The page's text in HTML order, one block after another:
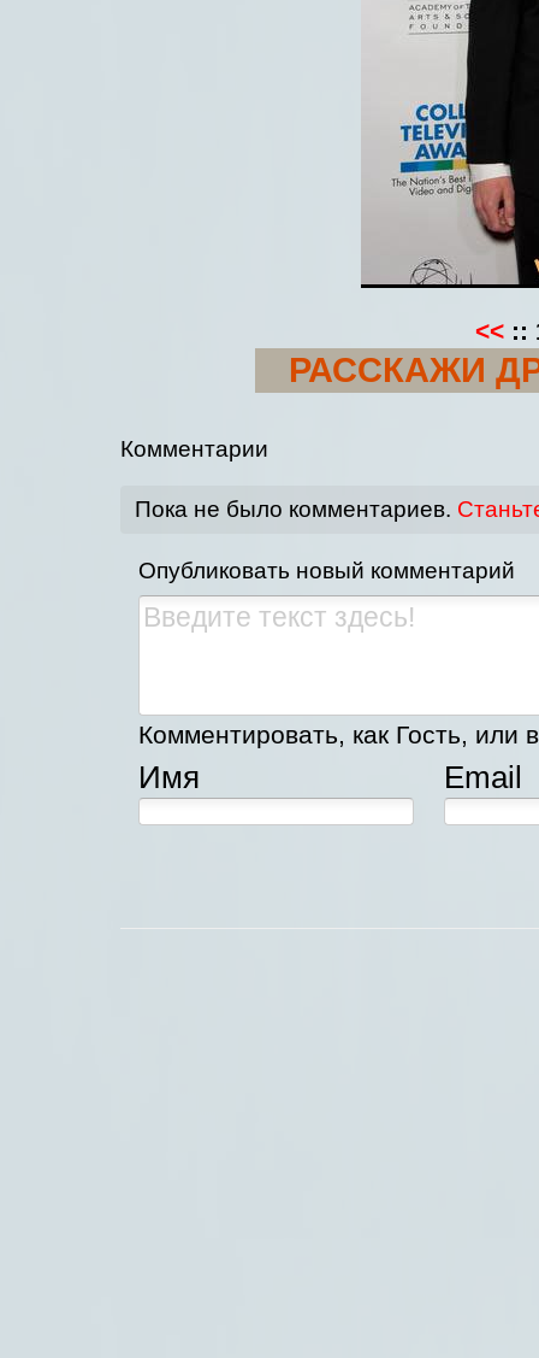
<< ::
РАССКАЖИ
Комментарии
Пока не было комментариев.
Опубликовать новый комментарий
Комментировать, как Гость, или
Имя Email